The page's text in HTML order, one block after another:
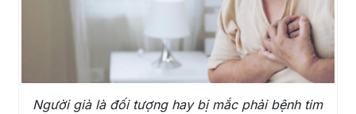
Người già là đối tượng hay bị mắc phải bệnh tim